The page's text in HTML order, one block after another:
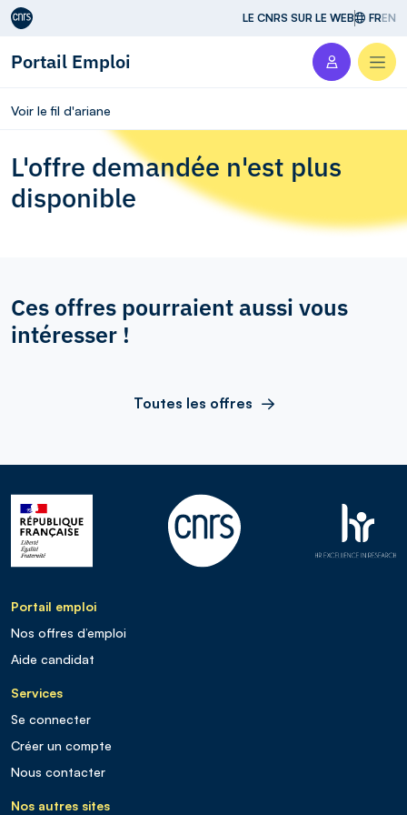
Aller au contenu LE CNRS SUR LE WEB FREN
Portail Emploi
Voir le fil d'ariane
L'offre demandée n'est plus
disponible
Ces offres pourraient aussi vous
intéresser !
Toutes les offres
Portail emploi
Nos offres d’emploi
Aide candidat
Services
Se connecter
Créer un compte
Nous contacter
Nos autres sites